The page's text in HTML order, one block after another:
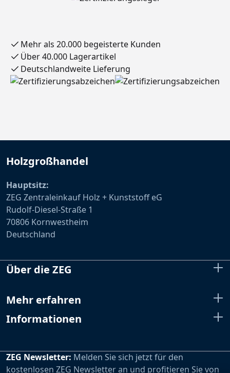
Mehr als 20.000 begeisterte Kunden
Über 40.000 Lagerartikel
Deutschlandweite Lieferung
Holzgroßhandel
Hauptsitz:
ZEG Zentraleinkauf Holz + Kunststoff eG
Rudolf-Diesel-Straße 1
70806 Kornwestheim
Deutschland
Über die ZEG
Mehr erfahren
Informationen
ZEG Newsletter: Melden Sie sich jetzt für den
kostenlosen ZEG Newsletter an und profitieren Sie von